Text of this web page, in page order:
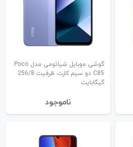
گوشی موبایل شیائومی مدل Poco
C85 دو سیم کارت ظرفیت 256/8
گیگابایت
نا‌موجود